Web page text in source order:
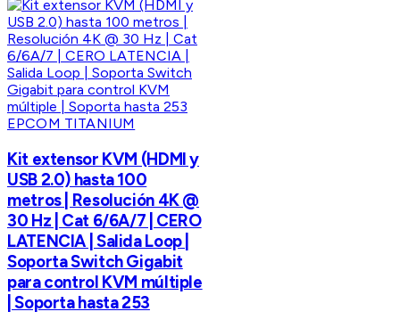
EPCOM TITANIUM
Kit extensor KVM (HDMI y
USB 2.0) hasta 100
metros | Resolución 4K @
30 Hz | Cat 6/6A/7 | CERO
LATENCIA | Salida Loop |
Soporta Switch Gigabit
para control KVM múltiple
| Soporta hasta 253